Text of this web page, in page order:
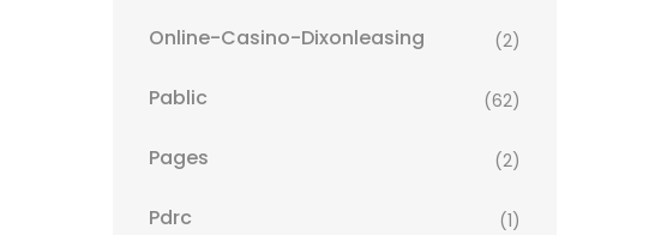
Online-Casino-Dixonleasing (2)
Pablic (62)
Pages (2)
Pdrc (1)